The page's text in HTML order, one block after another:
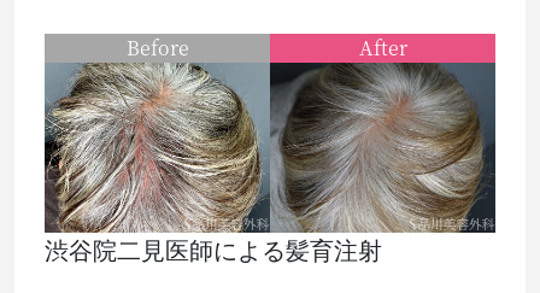
渋谷院二見医師による髪育注射
Before After